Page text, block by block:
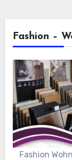
Fashion –
Fashion